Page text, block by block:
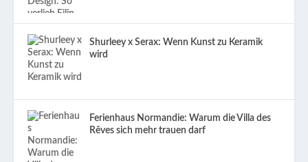
Shurleey x Serax: Wenn Kunst zu Keramik
wird
Ferienhaus Normandie: Warum die Villa des
Rêves sich mehr trauen darf